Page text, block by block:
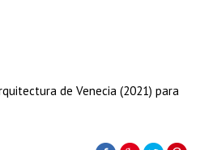
de Venecia (2021) para